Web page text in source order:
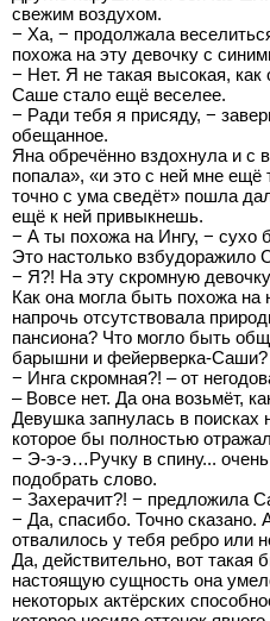
свежим воздухом.
− Ха, − продолжала
похожа на эту девочку с
− Нет. Я не такая высокая, как
Саше стало ещё веселее.
− Ради тебя я присяду, −
обещанное.
Яна обречённо вздохнула и с
попала», «и это с ней мне ещё
точно с ума сведёт» пошла
ещё к ней привыкнешь.
− А ты похожа на Ингу, − сухо
Это настолько взбудоражило
− Я?! На эту скромную
Как она могла быть похожа на
напрочь отсутствовала
пансиона? Что могло быть
барышни и фейерверка-
− Инга скромная?! – от
– Вовсе нет. Да она возьмёт,
Девушка запнулась в поисках
которое бы полностью
− Э-э-э…Ручку в спину...
подобрать слово.
− Захерачит?! − предложила
− Да, спасибо. Точно
отвалилось у тебя ребро или
Да, действительно, вот такая
настоящую сущность она
некоторых актёрских